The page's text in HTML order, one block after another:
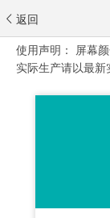
返回
使用声明： 屏幕
实际生产请以最新